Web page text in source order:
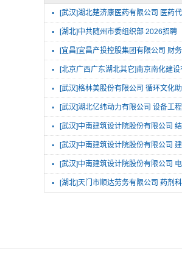
· [武汉]湖北楚济康医药有限公司 医药代
· [湖北]中共随州市委组织部 2026招聘
· [宜昌]宜昌产投控股集团有限公司 财
· [北京广西广东湖北其它]南京南化建
· [武汉]格林美股份有限公司 循环文化助
· [武汉]湖北亿纬动力有限公司 设备工
· [武汉]中南建筑设计院股份有限公司
· [武汉]中南建筑设计院股份有限公司
· [武汉]中南建筑设计院股份有限公司
· [湖北]天门市顺达劳务有限公司 药剂